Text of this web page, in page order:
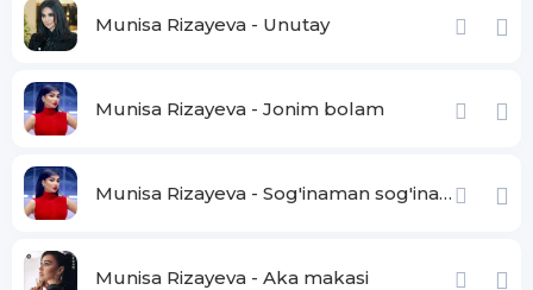
Munisa Rizayeva - Unutay
Munisa Rizayeva - Jonim bolam
Munisa Rizayeva - Sog'inaman sog'inasan
Munisa Rizayeva - Aka makasi